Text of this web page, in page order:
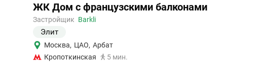
Ссылка
на
объект
ЖК Дом с французскими балконами
Застройщик Barkli
Элит
Москва, ЦАО, Арбат
Кропоткинская
5 мин.